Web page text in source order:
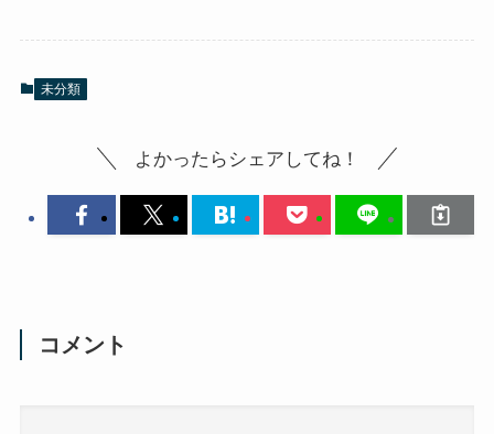
未分類
よかったらシェアしてね！
コメント